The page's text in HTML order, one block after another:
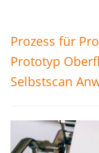
Prozess für
Prototyp
Selbstscan